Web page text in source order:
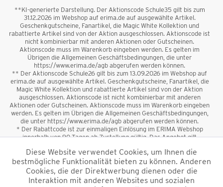
**KI-generierte Darstellung. Der Aktionscode Schule35 gilt bis zum
31.12.2026 im Webshop auf erima.de auf ausgewählte Artikel.
Geschenkgutscheine, Fanartikel, die Magic White Kollektion und
rabattierte Artikel sind von der Aktion ausgeschlossen. Aktionscode ist
nicht kombinierbar mit anderen Aktionen oder Gutscheinen.
Aktionscode muss im Warenkorb eingeben werden. Es gelten im
Übrigen die Allgemeinen Geschäftsbedingungen, die unter
https://www.erima.de/agb abgerufen werden können.
** Der Aktionscode Schule26 gilt bis zum 13.09.2026 im Webshop auf
erima.de auf ausgewählte Artikel. Geschenkgutscheine, Fanartikel, die
Magic White Kollektion und rabattierte Artikel sind von der Aktion
ausgeschlossen. Aktionscode ist nicht kombinierbar mit anderen
Aktionen oder Gutscheinen. Aktionscode muss im Warenkorb eingeben
werden. Es gelten im Übrigen die Allgemeinen Geschäftsbedingungen,
die unter https://www.erima.de/agb abgerufen werden können.
* Der Rabattcode ist zur einmaligen Einlösung im ERIMA Webshop
innerhalb von 90 Tagen ab Zustellung gültig. Das Angebot gilt
sowie Geschenkgutscheine sind vom Rabatt ausgeschlossen. Der
Rabattcode ist nicht mit anderen Aktionen oder Gutscheinen
kombinierbar. Der Mindestbestellwert beträgt 50 €
Diese Website verwendet Cookies, um Ihnen die
bestmögliche Funktionalität bieten zu können. Anderen
Cookies, die der Direktwerbung dienen oder die
Interaktion mit anderen Websites und sozialen